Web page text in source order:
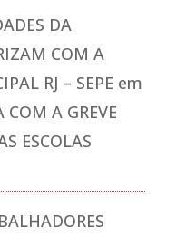
DA
COM A
RJ – SEPE em
COM A GREVE
ESCOLAS